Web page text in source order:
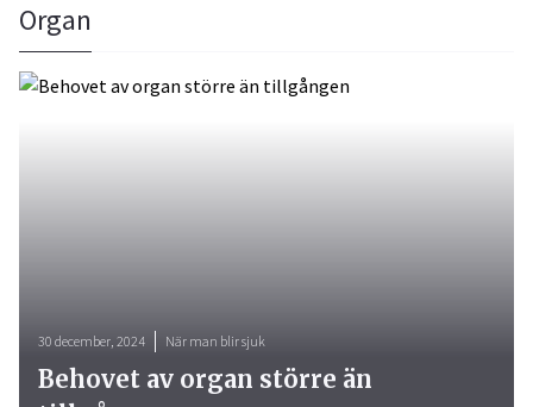
Organ
30 december, 2024 När man blir sjuk
Behovet av organ större än